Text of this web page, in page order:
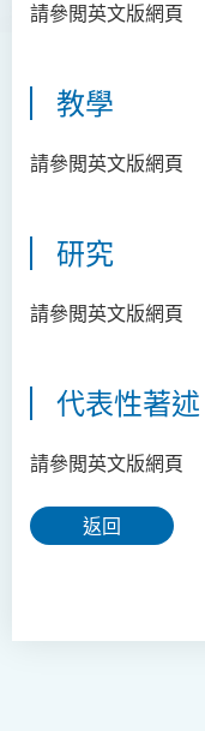
請參閲英文版網頁
教學
請參閲英文版網頁
研究
請參閲英文版網頁
代表性著述
請參閲英文版網頁
返回